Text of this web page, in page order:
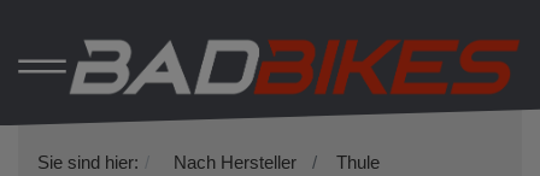
Sie sind hier: Nach Hersteller Thule